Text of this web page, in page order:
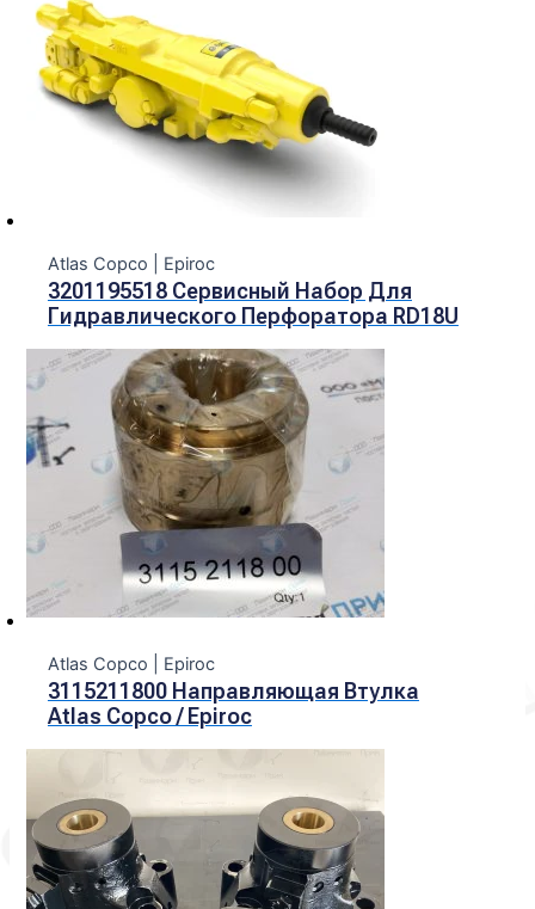
Atlas Copco | Epiroc
3201195518 Сервисный Набор Для
Гидравлического Перфоратора RD18U
Atlas Copco | Epiroc
3115211800 Направляющая Втулка
Atlas Copco / Epiroc